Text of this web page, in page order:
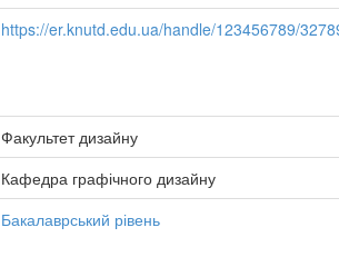
https://er.knutd.edu.ua/handle/123456789/
Факультет дизайну
Кафедра графічного дизайну
Бакалаврський рівень